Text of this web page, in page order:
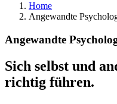
Home
Angewandte
Angewandte
Sich selbst und
richtig führen.